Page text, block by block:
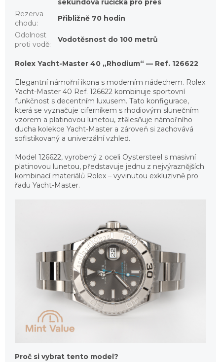
sekundová ručička pro přes
Rezerva
chodu:
Přibližně 70 hodin
Odolnost
proti vodě:
Vodotěsnost do 100 metrů
Rolex Yacht-Master 40 „Rhodium“ — Ref. 126622
Elegantní námořní ikona s moderním nádechem. Rolex
Yacht-Master 40 Ref. 126622 kombinuje sportovní
funkčnost s decentním luxusem. Tato konfigurace,
která se vyznačuje ciferníkem s rhodiovým slunečním
vzorem a platinovou lunetou, ztělesňuje námořního
ducha kolekce Yacht-Master a zároveň si zachovává
sofistikovaný a univerzální vzhled.
Model 126622, vyrobený z oceli Oystersteel s masivní
platinovou lunetou, představuje jednu z nejvýraznějších
kombinací materiálů Rolex – vyvinutou exkluzivně pro
řadu Yacht-Master.
Proč si vybrat tento model?